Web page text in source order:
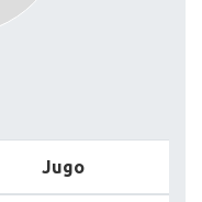
Jugo